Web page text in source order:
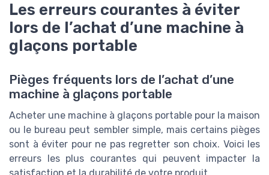
Les erreurs courantes à éviter
lors de l’achat d’une machine à
glaçons portable
Pièges fréquents lors de l’achat d’une
machine à glaçons portable
Acheter une machine à glaçons portable pour la maison
ou le bureau peut sembler simple, mais certains pièges
sont à éviter pour ne pas regretter son choix. Voici les
erreurs les plus courantes qui peuvent impacter la
satisfaction et la durabilité de votre produit.